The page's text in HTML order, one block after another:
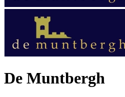
De Muntbergh